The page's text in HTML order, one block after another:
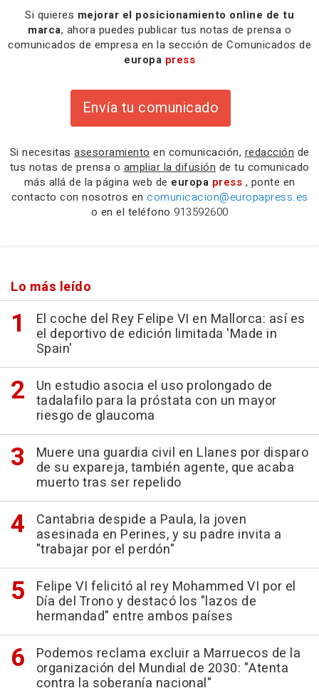
Si quieres mejorar el posicionamiento online de tu
marca, ahora puedes publicar tus notas de prensa o
comunicados de empresa en la sección de Comunicados de
europa press
Envía tu comunicado
Si necesitas asesoramiento en comunicación, redacción de
tus notas de prensa o ampliar la difusión de tu comunicado
más allá de la página web de europa press , ponte en
contacto con nosotros en comunicacion@europapress.es
o en el teléfono 913592600
Lo más leído
El coche del Rey Felipe VI en Mallorca: así es
el deportivo de edición limitada 'Made in
Spain'
Un estudio asocia el uso prolongado de
tadalafilo para la próstata con un mayor
riesgo de glaucoma
Muere una guardia civil en Llanes por disparo
de su expareja, también agente, que acaba
muerto tras ser repelido
Cantabria despide a Paula, la joven
asesinada en Perines, y su padre invita a
"trabajar por el perdón"
Felipe VI felicitó al rey Mohammed VI por el
Día del Trono y destacó los "lazos de
hermandad" entre ambos países
Podemos reclama excluir a Marruecos de la
organización del Mundial de 2030: "Atenta
contra la soberanía nacional"